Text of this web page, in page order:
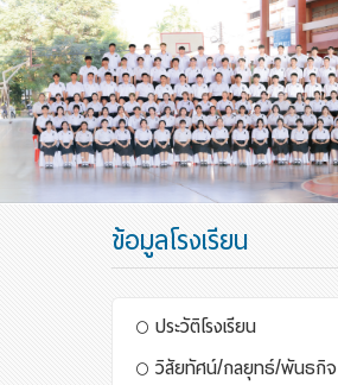
ข้อมูลโรงเรียน
ประวัติโรงเรียน
วิสัยทัศน์/กลยุทธ์/พันธกิจ